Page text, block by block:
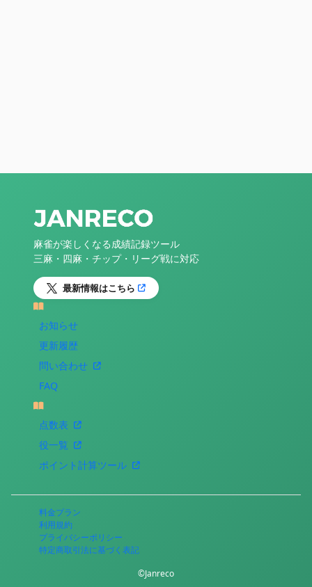
麻雀が楽しくなる成績記録ツール
三麻・四麻・チップ・リーグ戦に対応
最新情報はこちら
お知らせ
更新履歴
問い合わせ
FAQ
点数表
役一覧
ポイント計算ツール
料金プラン
利用規約
プライバシーポリシー
特定商取引法に基づく表記
©Janreco